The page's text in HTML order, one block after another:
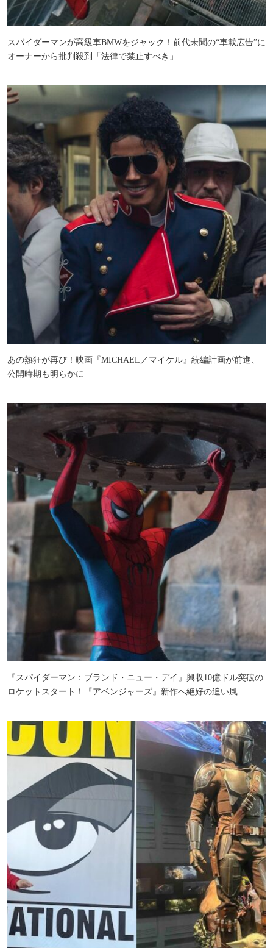
スパイダーマンが高級車BMWをジャック！前代未聞の“車載広告”に
オーナーから批判殺到「法律で禁止すべき」
あの熱狂が再び！映画『MICHAEL／マイケル』続編計画が前進、
公開時期も明らかに
『スパイダーマン：ブランド・ニュー・デイ』興収10億ドル突破の
ロケットスタート！『アベンジャーズ』新作へ絶好の追い風